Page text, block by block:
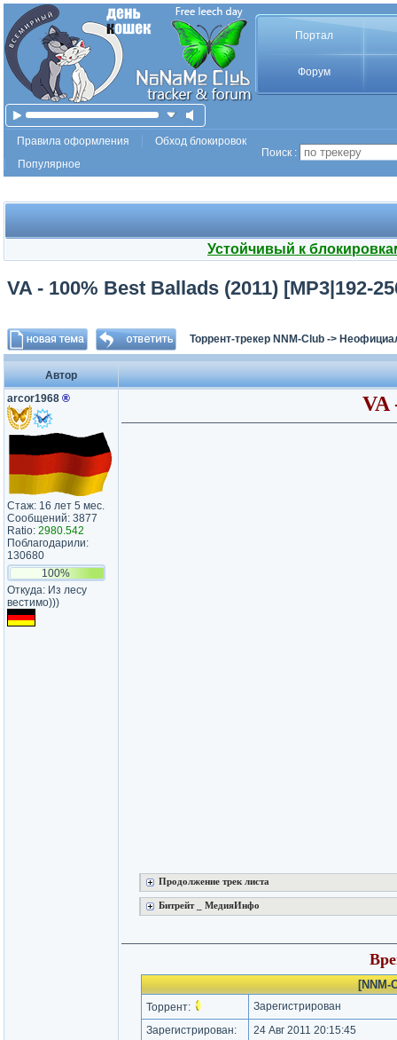
Портал
Форум
Правила оформления
Обход блокировок
Популярное
Поиск :
Устойчивый к
VA - 100% Best Ballads (2011) [MP3|192-
Торрент-трекер NNM-Club ->
Автор
arcor1968 ®
Стаж: 16 лет 5 мес.
Сообщений: 3877
Ratio: 2980.542
Поблагодарили:
130680
100%
Откуда: Из лесу
вестимо)))
VA
Продолжение трек листа
Битрейт _ MeдияИнфо
[NNM-
Торрент:
Зарегистрирован
Зарегистрирован:
24 Авг 2011 20:15:45